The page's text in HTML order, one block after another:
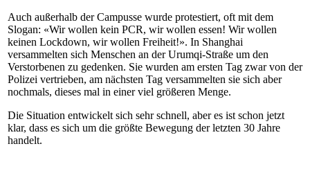
Auch außerhalb der Campusse wurde protestiert, oft mit dem
Slogan: «Wir wollen kein PCR, wir wollen essen! Wir wollen
keinen Lockdown, wir wollen Freiheit!». In Shanghai
versammelten sich Menschen an der Urumqi-Straße um den
Verstorbenen zu gedenken. Sie wurden am ersten Tag zwar von der
Polizei vertrieben, am nächsten Tag versammelten sie sich aber
nochmals, dieses mal in einer viel größeren Menge.
Die Situation entwickelt sich sehr schnell, aber es ist schon jetzt
klar, dass es sich um die größte Bewegung der letzten 30 Jahre
handelt.